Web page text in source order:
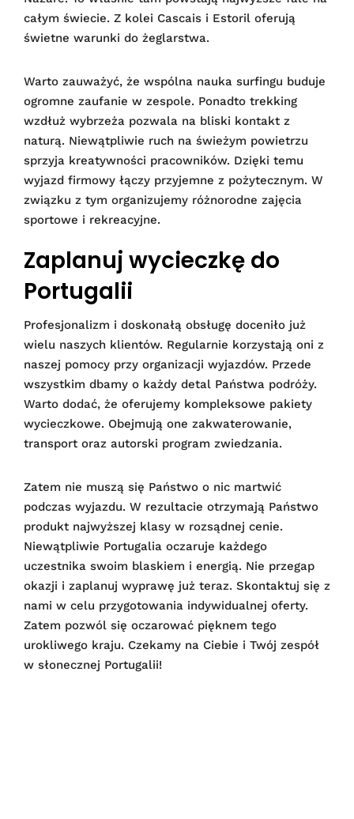
całym świecie. Z kolei Cascais i Estoril oferują
świetne warunki do żeglarstwa.
Warto zauważyć, że wspólna nauka surfingu buduje
ogromne zaufanie w zespole. Ponadto trekking
wzdłuż wybrzeża pozwala na bliski kontakt z
naturą. Niewątpliwie ruch na świeżym powietrzu
sprzyja kreatywności pracowników. Dzięki temu
wyjazd firmowy łączy przyjemne z pożytecznym. W
związku z tym organizujemy różnorodne zajęcia
sportowe i rekreacyjne.
Zaplanuj wycieczkę do
Portugalii
Profesjonalizm i doskonałą obsługę doceniło już
wielu naszych klientów. Regularnie korzystają oni z
naszej pomocy przy organizacji wyjazdów. Przede
wszystkim dbamy o każdy detal Państwa podróży.
Warto dodać, że oferujemy kompleksowe pakiety
wycieczkowe. Obejmują one zakwaterowanie,
transport oraz autorski program zwiedzania.
Zatem nie muszą się Państwo o nic martwić
podczas wyjazdu. W rezultacie otrzymają Państwo
produkt najwyższej klasy w rozsądnej cenie.
Niewątpliwie Portugalia oczaruje każdego
uczestnika swoim blaskiem i energią. Nie przegap
okazji i zaplanuj wyprawę już teraz. Skontaktuj się z
nami w celu przygotowania indywidualnej oferty.
Zatem pozwól się oczarować pięknem tego
urokliwego kraju. Czekamy na Ciebie i Twój zespół
w słonecznej Portugalii!